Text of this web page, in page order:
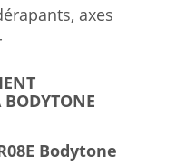
axes
BODYTONE
Bodytone